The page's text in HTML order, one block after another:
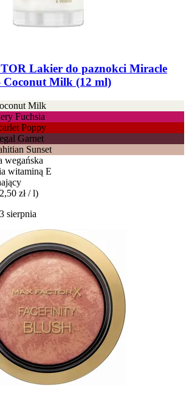
Lakier do paznokci Miracle
Coconut Milk (12 ml)
Milk
Fuchsia
Poppy
Garnet
Sunset
wegańska
witaminą E
zł / l)
sierpnia